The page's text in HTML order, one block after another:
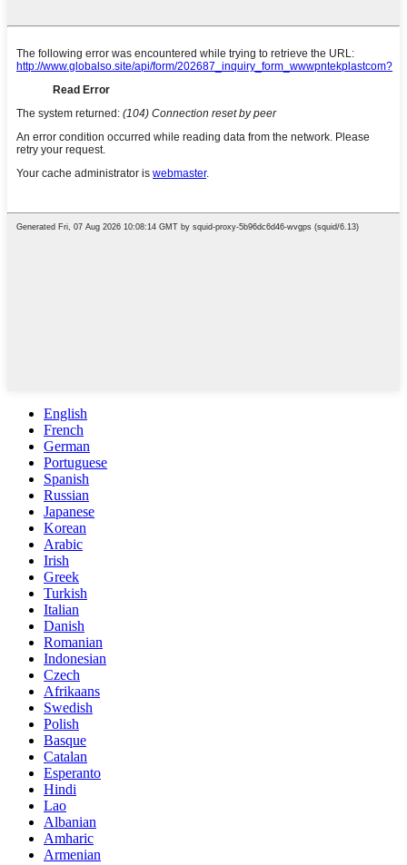
English
French
German
Portuguese
Spanish
Russian
Japanese
Korean
Arabic
Irish
Greek
Turkish
Italian
Danish
Romanian
Indonesian
Czech
Afrikaans
Swedish
Polish
Basque
Catalan
Esperanto
Hindi
Lao
Albanian
Amharic
Armenian